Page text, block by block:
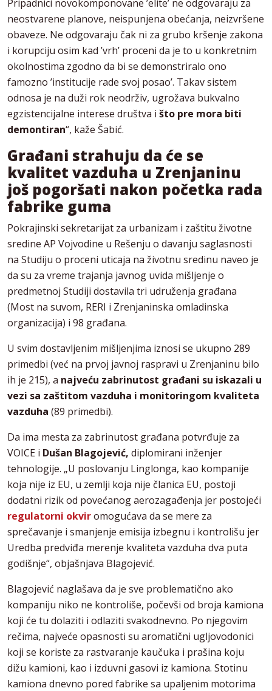
Pripadnici novokomponovane ’elite’ ne odgovaraju za
neostvarene planove, neispunjena obećanja, neizvršene
obaveze. Ne odgovaraju čak ni za grubo kršenje zakona
i korupciju osim kad ’vrh’ proceni da je to u konkretnim
okolnostima zgodno da bi se demonstriralo ono
famozno ’institucije rade svoj posao’. Takav sistem
odnosa je na duži rok neodrživ, ugrožava bukvalno
egzistencijalne interese društva i što pre mora biti
demontiran“, kaže Šabić.
Građani strahuju da će se
kvalitet vazduha u Zrenjaninu
još pogoršati nakon početka rada
fabrike guma
Pokrajinski sekretarijat za urbanizam i zaštitu životne
sredine AP Vojvodine u Rešenju o davanju saglasnosti
na Studiju o proceni uticaja na životnu sredinu naveo je
da su za vreme trajanja javnog uvida mišljenje o
predmetnoj Studiji dostavila tri udruženja građana
(Most na suvom, RERI i Zrenjaninska omladinska
organizacija) i 98 građana.
U svim dostavljenim mišljenjima iznosi se ukupno 289
primedbi (već na prvoj javnoj raspravi u Zrenjaninu bilo
ih je 215), a najveću zabrinutost građani su iskazali u
vezi sa zaštitom vazduha i monitoringom kvaliteta
vazduha (89 primedbi).
Da ima mesta za zabrinutost građana potvrđuje za
VOICE i Dušan Blagojević, diplomirani inženjer
tehnologije. „U poslovanju Linglonga, kao kompanije
koja nije iz EU, u zemlji koja nije članica EU, postoji
dodatni rizik od povećanog aerozagađenja jer postojeći
regulatorni okviromogućava da se mere za
sprečavanje i smanjenje emisija izbegnu i kontrolišu jer
Uredba predviđa merenje kvaliteta vazduha dva puta
godišnje“, objašnjava Blagojević.
Blagojević naglašava da je sve problematično ako
kompaniju niko ne kontroliše, počevši od broja kamiona
koji će tu dolaziti i odlaziti svakodnevno. Po njegovim
rečima, najveće opasnosti su aromatični ugljovodonici
koji se koriste za rastvaranje kaučuka i prašina koju
dižu kamioni, kao i izduvni gasovi iz kamiona. Stotinu
kamiona dnevno pored fabrike sa upaljenim motorima